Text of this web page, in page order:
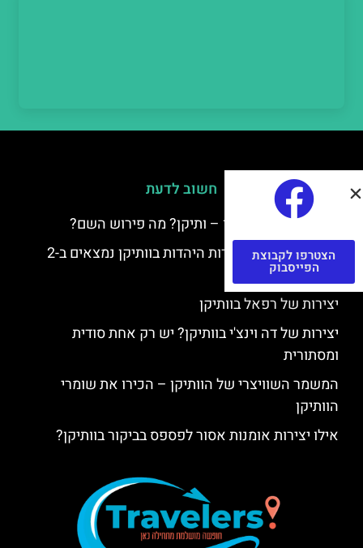
חשוב לדעת
למה קוראים לוותיקן – ותיקן? מה פירוש השם?
כתב יד ותיקן – אוצרות היהדות בוותיקן נמצאים ב-2
כתבי יד עתיקים
יצירות של רפאל בוותיקן
יצירות של דה וינצ'י בוותיקן? יש רק אחת סודית
ומסתורית
המשמר השוויצרי של הוותיקן – הכירו את שומרי
הוותיקן
אילו יצירות אומנות אסור לפספס בביקור בוותיקן?
הצטרפו לקבוצת
הפייסבוק